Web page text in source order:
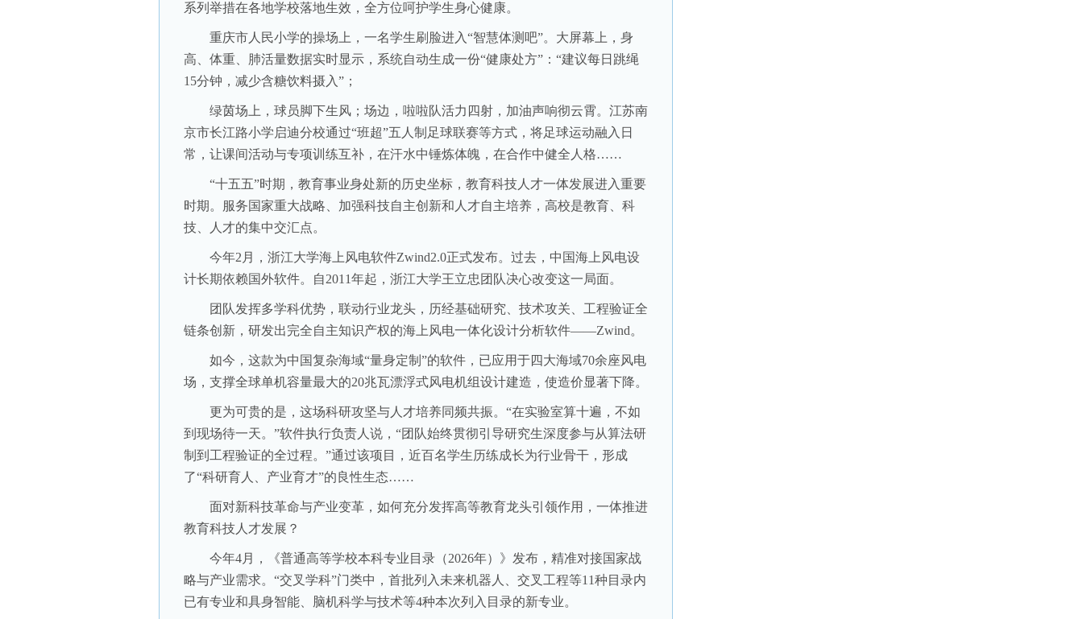
系列举措在各地学校落地生效，全方位呵护学生身心健康。
重庆市人民小学的操场上，一名学生刷脸进入“智慧体测吧”。大屏幕上，身
高、体重、肺活量数据实时显示，系统自动生成一份“健康处方”：“建议每日跳绳
15分钟，减少含糖饮料摄入”；
绿茵场上，球员脚下生风；场边，啦啦队活力四射，加油声响彻云霄。江苏南
京市长江路小学启迪分校通过“班超”五人制足球联赛等方式，将足球运动融入日
常，让课间活动与专项训练互补，在汗水中锤炼体魄，在合作中健全人格……
“十五五”时期，教育事业身处新的历史坐标，教育科技人才一体发展进入重要
时期。服务国家重大战略、加强科技自主创新和人才自主培养，高校是教育、科
技、人才的集中交汇点。
今年2月，浙江大学海上风电软件Zwind2.0正式发布。过去，中国海上风电设
计长期依赖国外软件。自2011年起，浙江大学王立忠团队决心改变这一局面。
团队发挥多学科优势，联动行业龙头，历经基础研究、技术攻关、工程验证全
链条创新，研发出完全自主知识产权的海上风电一体化设计分析软件——Zwind。
如今，这款为中国复杂海域“量身定制”的软件，已应用于四大海域70余座风电
场，支撑全球单机容量最大的20兆瓦漂浮式风电机组设计建造，使造价显著下降。
更为可贵的是，这场科研攻坚与人才培养同频共振。“在实验室算十遍，不如
到现场待一天。”软件执行负责人说，“团队始终贯彻引导研究生深度参与从算法研
制到工程验证的全过程。”通过该项目，近百名学生历练成长为行业骨干，形成
了“科研育人、产业育才”的良性生态……
面对新科技革命与产业变革，如何充分发挥高等教育龙头引领作用，一体推进
教育科技人才发展？
今年4月，《普通高等学校本科专业目录（2026年）》发布，精准对接国家战
略与产业需求。“交叉学科”门类中，首批列入未来机器人、交叉工程等11种目录内
已有专业和具身智能、脑机科学与技术等4种本次列入目录的新专业。